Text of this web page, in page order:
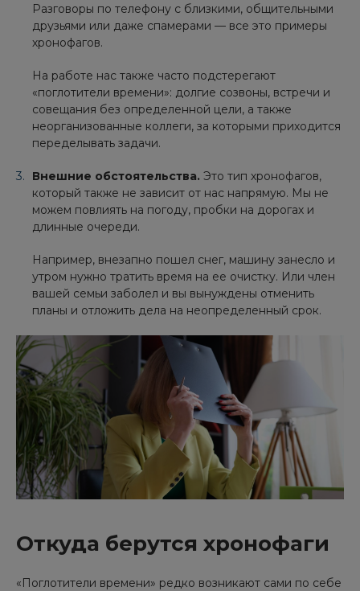
Разговоры по телефону с близкими, общительными
друзьями или даже спамерами — все это примеры
хронофагов.
На работе нас также часто подстерегают
«поглотители времени»: долгие созвоны, встречи и
совещания без определенной цели, а также
неорганизованные коллеги, за которыми приходится
переделывать задачи.
Внешние обстоятельства. Это тип хронофагов,
который также не зависит от нас напрямую. Мы не
можем повлиять на погоду, пробки на дорогах и
длинные очереди.
Например, внезапно пошел снег, машину занесло и
утром нужно тратить время на ее очистку. Или член
вашей семьи заболел и вы вынуждены отменить
планы и отложить дела на неопределенный срок.
Откуда берутся хронофаги
«Поглотители времени» редко возникают сами по себе